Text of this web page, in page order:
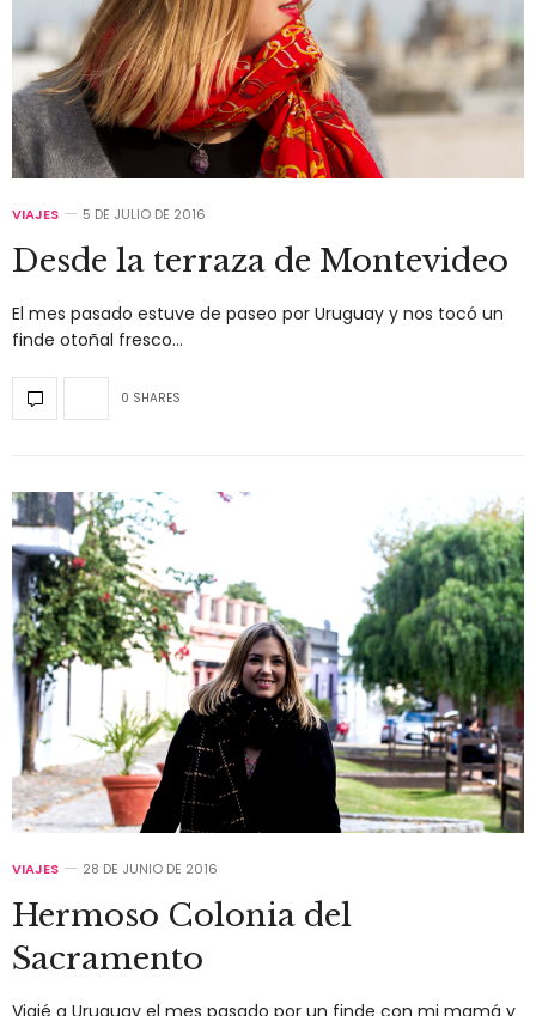
VIAJES 5 DE JULIO DE 2016
Desde la terraza de Montevideo
El mes pasado estuve de paseo por Uruguay y nos tocó un
finde otoñal fresco…
0 SHARES
VIAJES 28 DE JUNIO DE 2016
Hermoso Colonia del
Sacramento